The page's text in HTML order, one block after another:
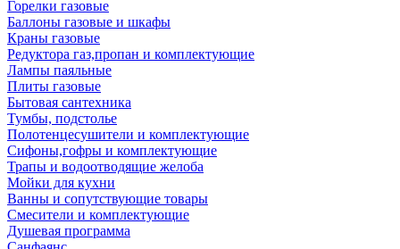
Горелки газовые
Баллоны газовые и шкафы
Краны газовые
Редуктора газ,пропан и комплектующие
Лампы паяльные
Плиты газовые
Бытовая сантехника
Тумбы, подстолье
Полотенцесушители и комплектующие
Сифоны,гофры и комплектующие
Трапы и водоотводящие желоба
Мойки для кухни
Ванны и сопутствующие товары
Смесители и комплектующие
Душевая программа